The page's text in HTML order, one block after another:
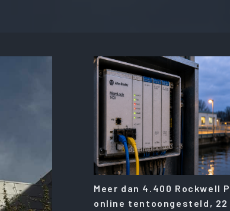
Meer dan 4.400 Rockwell
online tentoongesteld, 22